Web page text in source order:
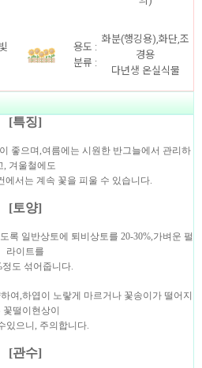
용도 :
분류 :
화분(행깅용),화단,조
경용
다년생 온실식물
[특징]
좋으며,여름에는 시원한 반그늘에서 관리하
, 겨울철에도
서는 계속 꽃을 피울 수 있습니다.
[토양]
록 일반상토에 퇴비상토를 20-30%,가벼운 펄
라이트를
도 섞어줍니다.
여,하엽이 노랗게 마르거나 꽃송이가 떨어지
꽃떨이현상이
있으니, 주의합니다.
[관수]